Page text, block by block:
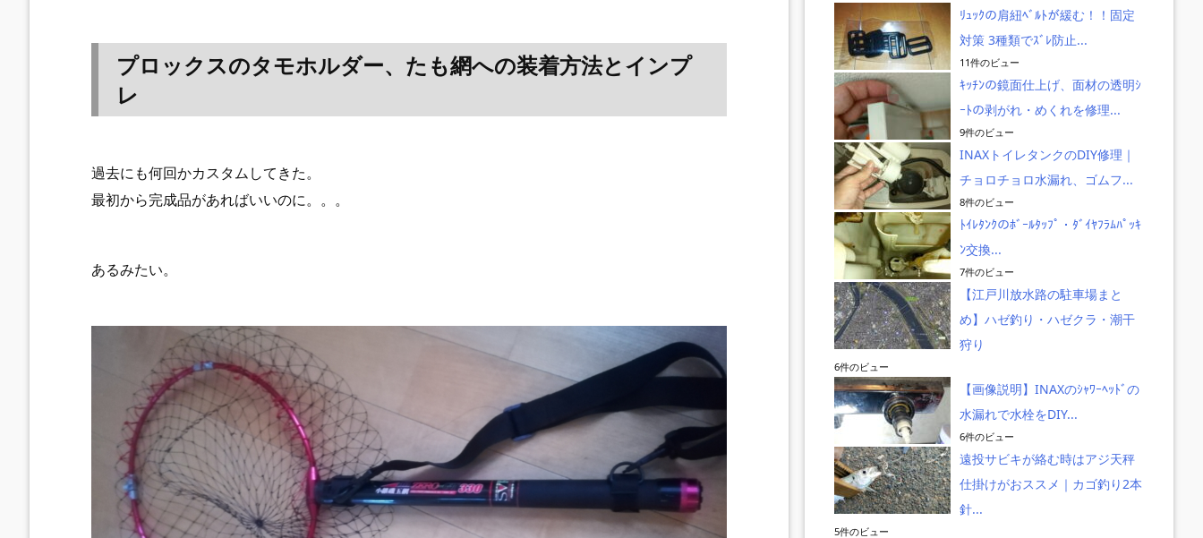
プロックスのタモホルダー、たも網への装着方法とインプ
レ
過去にも何回かカスタムしてきた。
最初から完成品があればいいのに。。。
あるみたい。
ﾘｭｯｸの肩紐ﾍﾞﾙﾄが緩む！！固定
対策 3種類でｽﾞﾚ防止...
11件のビュー
ｷｯﾁﾝの鏡面仕上げ、面材の透明ｼ
ｰﾄの剥がれ・めくれを修理...
9件のビュー
INAXトイレタンクのDIY修理｜
チョロチョロ水漏れ、ゴムフ...
8件のビュー
ﾄｲﾚﾀﾝｸのﾎﾞｰﾙﾀｯﾌﾟ・ﾀﾞｲﾔﾌﾗﾑﾊﾟｯｷ
ﾝ交換...
7件のビュー
【江戸川放水路の駐車場まと
め】ハゼ釣り・ハゼクラ・潮干
狩り
6件のビュー
【画像説明】INAXのｼｬﾜｰﾍｯﾄﾞの
水漏れで水栓をDIY...
6件のビュー
遠投サビキが絡む時はアジ天秤
仕掛けがおススメ｜カゴ釣り2本
針...
5件のビュー